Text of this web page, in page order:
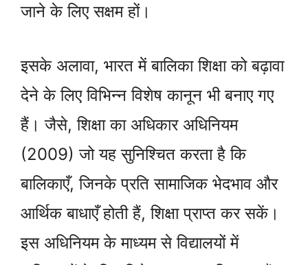
जाने के लिए सक्षम हों।
इसके अलावा, भारत में बालिका शिक्षा को बढ़ावा
देने के लिए विभिन्न विशेष कानून भी बनाए गए
हैं। जैसे, शिक्षा का अधिकार अधिनियम
(2009) जो यह सुनिश्चित करता है कि
बालिकाएँ, जिनके प्रति सामाजिक भेदभाव और
आर्थिक बाधाएँ होती हैं, शिक्षा प्राप्त कर सकें।
इस अधिनियम के माध्यम से विद्यालयों में